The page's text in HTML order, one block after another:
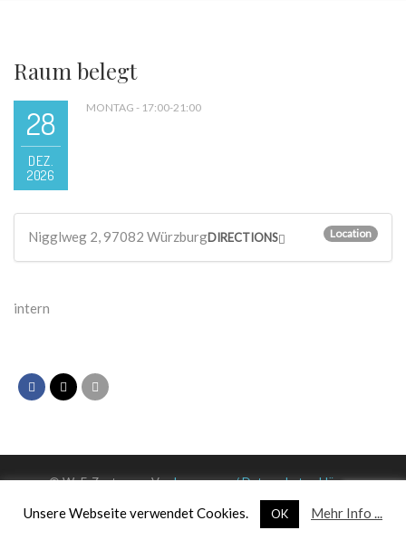
Raum belegt
28
DEZ.
2026
MONTAG - 17:00-21:00
Nigglweg 2, 97082 Würzburg Location
DIRECTIONS
intern
© WuF-Zentrum e. V. –Impressum / Datenschutzerklärung
Unsere Webseite verwendet Cookies. OK Mehr Info ...